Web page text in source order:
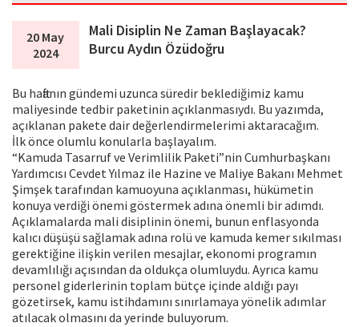
20 May
2024
Mali Disiplin Ne Zaman Başlayacak?
Burcu Aydın Özüdoğru
Bu haftanın gündemi uzunca süredir beklediğimiz kamu
maliyesinde tedbir paketinin açıklanmasıydı. Bu yazımda,
açıklanan pakete dair değerlendirmelerimi aktaracağım.
İlk önce olumlu konularla başlayalım.
“Kamuda Tasarruf ve Verimlilik Paketi”nin Cumhurbaşkanı
Yardımcısı Cevdet Yılmaz ile Hazine ve Maliye Bakanı Mehmet
Şimşek tarafından kamuoyuna açıklanması, hükümetin
konuya verdiği önemi göstermek adına önemli bir adımdı.
Açıklamalarda mali disiplinin önemi, bunun enflasyonda
kalıcı düşüşü sağlamak adına rolü ve kamuda kemer sıkılması
gerektiğine ilişkin verilen mesajlar, ekonomi programın
devamlılığı açısından da oldukça olumluydu. Ayrıca kamu
personel giderlerinin toplam bütçe içinde aldığı payı
gözetirsek, kamu istihdamını sınırlamaya yönelik adımlar
atılacak olmasını da yerinde buluyorum.